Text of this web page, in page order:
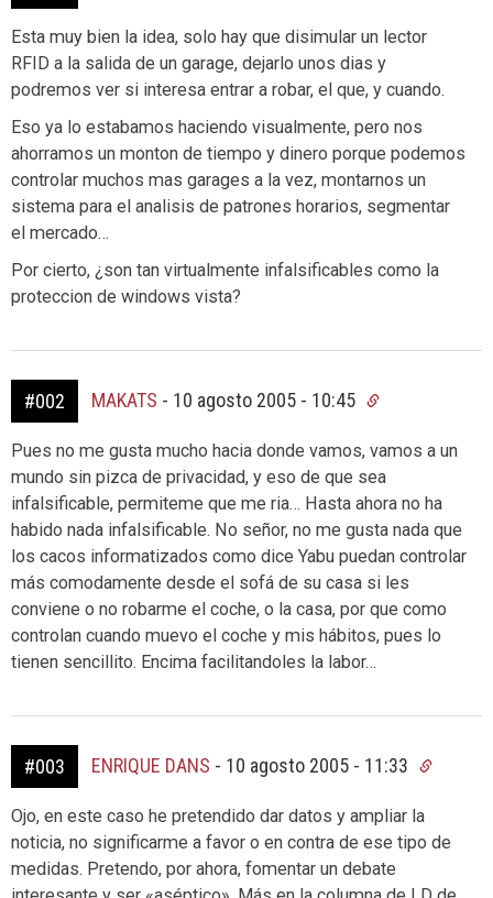
Esta muy bien la idea, solo hay que disimular un lector
RFID a la salida de un garage, dejarlo unos dias y
podremos ver si interesa entrar a robar, el que, y cuando.
Eso ya lo estabamos haciendo visualmente, pero nos
ahorramos un monton de tiempo y dinero porque podemos
controlar muchos mas garages a la vez, montarnos un
sistema para el analisis de patrones horarios, segmentar
el mercado…
Por cierto, ¿son tan virtualmente infalsificables como la
proteccion de windows vista?
#002 MAKATS - 10 agosto 2005 - 10:45
Pues no me gusta mucho hacia donde vamos, vamos a un
mundo sin pizca de privacidad, y eso de que sea
infalsificable, permiteme que me ria… Hasta ahora no ha
habido nada infalsificable. No señor, no me gusta nada que
los cacos informatizados como dice Yabu puedan controlar
más comodamente desde el sofá de su casa si les
conviene o no robarme el coche, o la casa, por que como
controlan cuando muevo el coche y mis hábitos, pues lo
tienen sencillito. Encima facilitandoles la labor…
#003 ENRIQUE DANS - 10 agosto 2005 - 11:33
Ojo, en este caso he pretendido dar datos y ampliar la
noticia, no significarme a favor o en contra de ese tipo de
medidas. Pretendo, por ahora, fomentar un debate